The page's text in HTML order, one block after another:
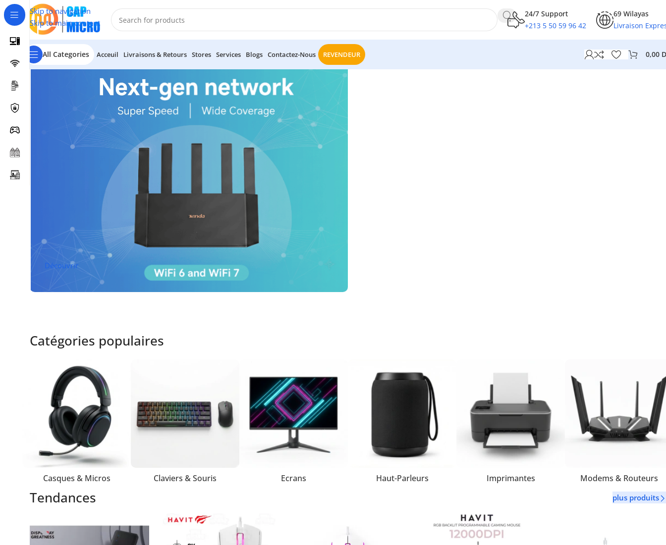
Skip to navigation
Skip to main content
24/7 Support
+213 5 50 59 96 42
69 Wilayas
Livraison
All Categories Acceuil Livraisons & Retours Stores Services Blogs Contactez-Nous REVENDEUR 0,00
Découvrir
Catégories populaires
Casques & Micros Claviers & Souris Ecrans Haut-Parleurs Imprimantes Modems & Routeurs
Tendances plus produits